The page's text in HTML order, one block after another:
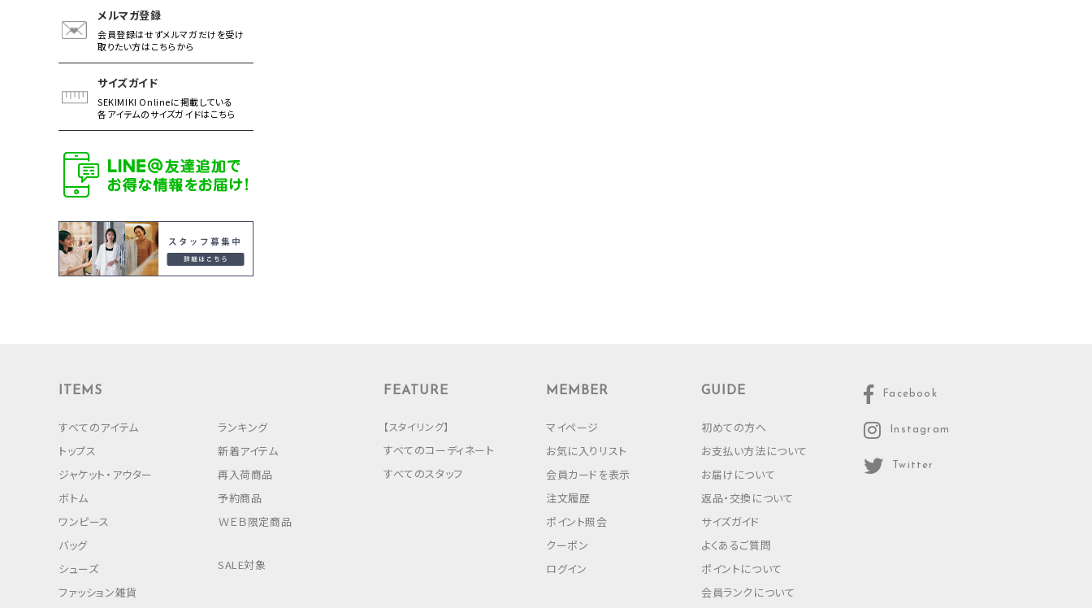
メルマガ登録
会員登録はせずメルマガだけを受け
取りたい方はこちらから
サイズガイド
SEKIMIKI Onlineに掲載している
各アイテムのサイズガイドはこちら
ITEMS
すべてのアイテム
トップス
ジャケット・アウター
ボトム
ワンピース
バッグ
シューズ
ファッション雑貨
ランキング
新着アイテム
再入荷商品
予約商品
ＷＥＢ限定商品
SALE対象
FEATURE
【スタイリング】
すべてのコーディネート
すべてのスタッフ
MEMBER
マイページ
お気に入りリスト
会員カードを表示
注文履歴
ポイント照会
クーポン
ログイン
GUIDE
初めての方へ
お支払い方法について
お届けについて
返品・交換について
サイズガイド
よくあるご質問
ポイントについて
会員ランクについて
Facebook
Instagram
Twitter